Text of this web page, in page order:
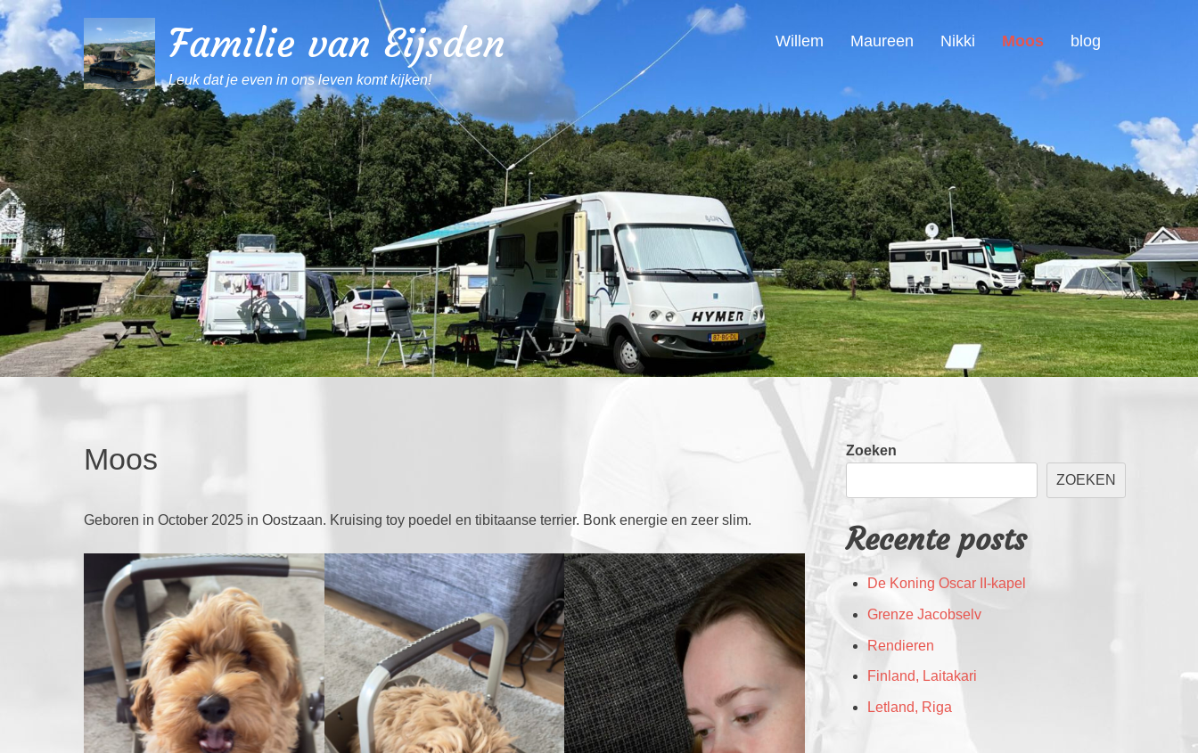
Familie van Eijsden
Leuk dat je even in ons leven komt kijken!
Willem Maureen Nikki Moos blog
Moos
Geboren in October 2025 in Oostzaan. Kruising toy poedel en tibitaanse terrier. Bonk energie en zeer slim.
Zoeken
ZOEKEN
Recente posts
De Koning Oscar II-kapel
Grenze Jacobselv
Rendieren
Finland, Laitakari
Letland, Riga